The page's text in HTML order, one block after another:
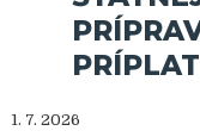
1. 7. 2026